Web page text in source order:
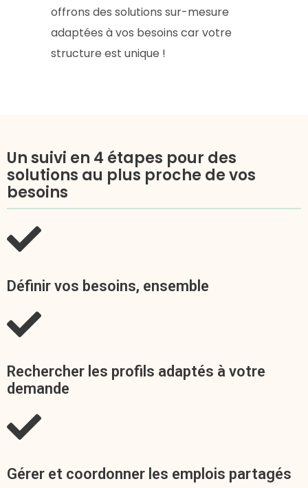
offrons des solutions sur-mesure
adaptées à vos besoins car votre
structure est unique !
Un suivi en 4 étapes pour des
solutions au plus proche de vos
besoins
Définir vos besoins, ensemble
Rechercher les profils adaptés à votre
demande
Gérer et coordonner les emplois partagés